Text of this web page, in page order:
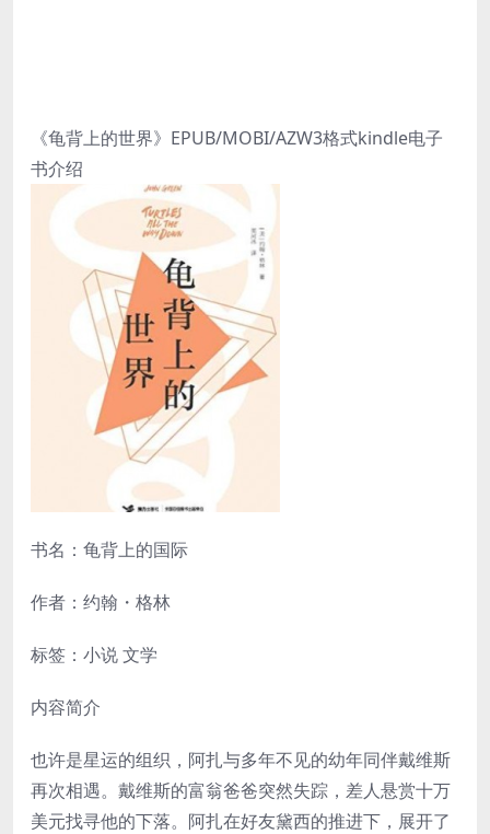
《龟背上的世界》EPUB/MOBI/AZW3格式kindle电子
书介绍
书名：龟背上的国际
作者：约翰・格林
标签：小说 文学
内容简介
也许是星运的组织，阿扎与多年不见的幼年同伴戴维斯
再次相遇。戴维斯的富翁爸爸突然失踪，差人悬赏十万
美元找寻他的下落。阿扎在好友黛西的推进下，展开了